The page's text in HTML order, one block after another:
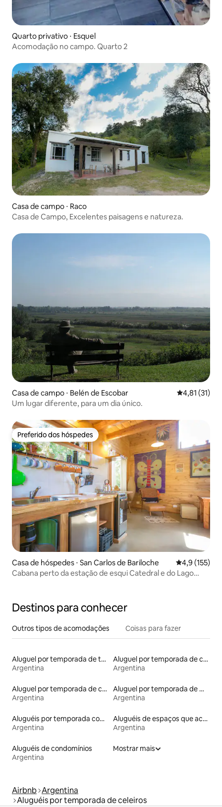
Quarto privativo ⋅ Esquel
Acomodação no campo. Quarto 2
Casa de campo ⋅ Raco
Casa de Campo, Excelentes paisagens e natureza.
Casa de campo ⋅ Belén de Escobar 4,81 de uma
4,81 (31)
Um lugar diferente, para um dia único.
Preferido dos hóspedes
Preferido dos hóspedes
Casa de hóspedes ⋅ San Carlos de Bariloche 4,9 de uma
4,9 (155)
Cabana perto da estação de esqui Catedral e do Lago
Destinos para conhecer
Outros tipos de acomodações Coisas para fazer
Aluguel por temporada de townhouses
Argentina
Aluguel por temporada de casas de veraneio
Argentina
Aluguel por temporada de casas na árvore
Argentina
Aluguel por temporada de microcasas
Argentina
Aluguéis por temporada com banheira de hidromassagem
Argentina
Aluguéis de espaços que aceitam animais de estimação
Argentina
Aluguéis de condomínios
Argentina
Mostrar mais
Airbnb Argentina
Aluguéis por temporada de celeiros